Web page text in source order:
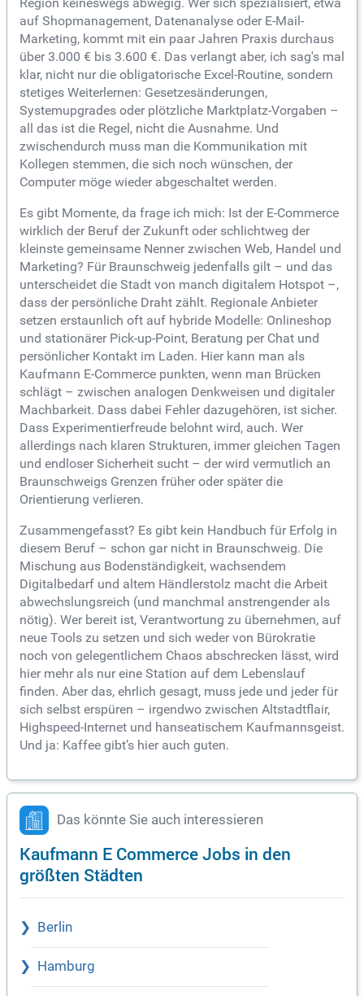
auf Shopmanagement, Datenanalyse oder E-Mail-
Marketing, kommt mit ein paar Jahren Praxis durchaus
über 3.000 € bis 3.600 €. Das verlangt aber, ich sag's mal
klar, nicht nur die obligatorische Excel-Routine, sondern
stetiges Weiterlernen: Gesetzesänderungen,
Systemupgrades oder plötzliche Marktplatz-Vorgaben –
all das ist die Regel, nicht die Ausnahme. Und
zwischendurch muss man die Kommunikation mit
Kollegen stemmen, die sich noch wünschen, der
Computer möge wieder abgeschaltet werden.
Es gibt Momente, da frage ich mich: Ist der E-Commerce
wirklich der Beruf der Zukunft oder schlichtweg der
kleinste gemeinsame Nenner zwischen Web, Handel und
Marketing? Für Braunschweig jedenfalls gilt – und das
unterscheidet die Stadt von manch digitalem Hotspot –,
dass der persönliche Draht zählt. Regionale Anbieter
setzen erstaunlich oft auf hybride Modelle: Onlineshop
und stationärer Pick-up-Point, Beratung per Chat und
persönlicher Kontakt im Laden. Hier kann man als
Kaufmann E-Commerce punkten, wenn man Brücken
schlägt – zwischen analogen Denkweisen und digitaler
Machbarkeit. Dass dabei Fehler dazugehören, ist sicher.
Dass Experimentierfreude belohnt wird, auch. Wer
allerdings nach klaren Strukturen, immer gleichen Tagen
und endloser Sicherheit sucht – der wird vermutlich an
Braunschweigs Grenzen früher oder später die
Orientierung verlieren.
Zusammengefasst? Es gibt kein Handbuch für Erfolg in
diesem Beruf – schon gar nicht in Braunschweig. Die
Mischung aus Bodenständigkeit, wachsendem
Digitalbedarf und altem Händlerstolz macht die Arbeit
abwechslungsreich (und manchmal anstrengender als
nötig). Wer bereit ist, Verantwortung zu übernehmen, auf
neue Tools zu setzen und sich weder von Bürokratie
noch von gelegentlichem Chaos abschrecken lässt, wird
hier mehr als nur eine Station auf dem Lebenslauf
finden. Aber das, ehrlich gesagt, muss jede und jeder für
sich selbst erspüren – irgendwo zwischen Altstadtflair,
Highspeed-Internet und hanseatischem Kaufmannsgeist.
Und ja: Kaffee gibt’s hier auch guten.
Das könnte Sie auch interessieren
Kaufmann E Commerce Jobs in den
größten Städten
Berlin
Hamburg